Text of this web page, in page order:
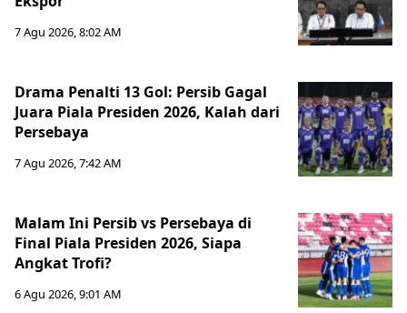
7 Agu 2026, 8:02 AM
Drama Penalti 13 Gol: Persib Gagal
Juara Piala Presiden 2026, Kalah dari
Persebaya
7 Agu 2026, 7:42 AM
Malam Ini Persib vs Persebaya di
Final Piala Presiden 2026, Siapa
Angkat Trofi?
6 Agu 2026, 9:01 AM